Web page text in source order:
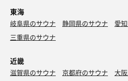
東海
岐阜県のサウナ 静岡県のサウナ
愛
三重県のサウナ
近畿
滋賀県のサウナ 京都府のサウナ
大